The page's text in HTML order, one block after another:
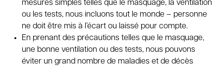
mesures simples telles que le masquage, la ventilation
ou les tests, nous incluons tout le monde – personne
ne doit être mis à l’écart ou laissé pour compte.
En prenant des précautions telles que le masquage,
une bonne ventilation ou des tests, nous pouvons
éviter un grand nombre de maladies et de décès